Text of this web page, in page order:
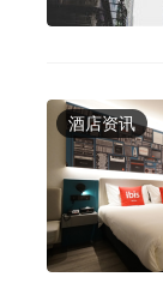
酒店资讯